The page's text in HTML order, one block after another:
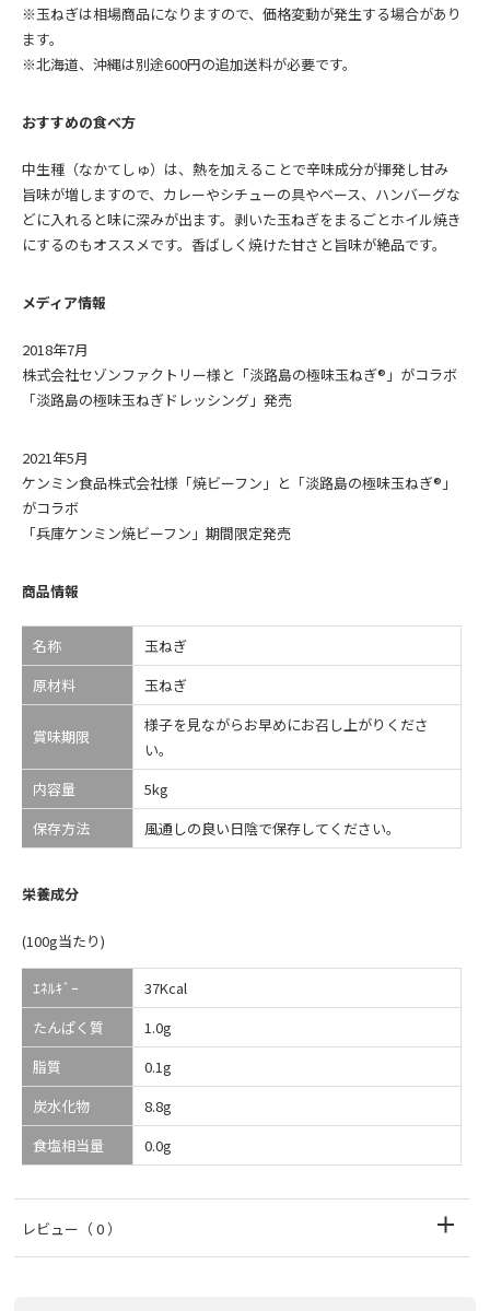
※玉ねぎは相場商品になりますので、価格変動が発生する場合があり
ます。
※北海道、沖縄は別途600円の追加送料が必要です。
おすすめの食べ方
中生種（なかてしゅ）は、熱を加えることで辛味成分が揮発し甘み
旨味が増しますので、カレーやシチューの具やベース、ハンバーグな
どに入れると味に深みが出ます。剥いた玉ねぎをまるごとホイル焼き
にするのもオススメです。香ばしく焼けた甘さと旨味が絶品です。
メディア情報
2018年7月
株式会社セゾンファクトリー様と「淡路島の極味玉ねぎ®」がコラボ
「淡路島の極味玉ねぎドレッシング」発売
2021年5月
ケンミン食品株式会社様「焼ビーフン」と「淡路島の極味玉ねぎ®」
がコラボ
「兵庫ケンミン焼ビーフン」期間限定発売
商品情報
名称
玉ねぎ
原材料
玉ねぎ
賞味期限
様子を見ながらお早めにお召し上がりくださ
い。
内容量
5kg
保存方法
風通しの良い日陰で保存してください。
栄養成分
(100g当たり)
ｴﾈﾙｷﾞｰ
37Kcal
たんぱく質
1.0g
脂質
0.1g
炭水化物
8.8g
食塩相当量
0.0g
レビュー （ 0 ）